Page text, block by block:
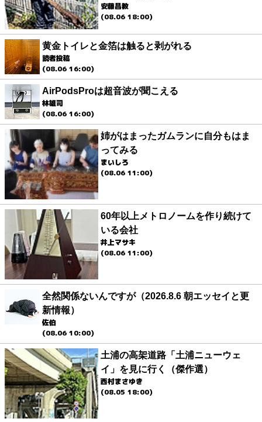
安藤昌教
(08.06 18:00)
黄金トイレと金箔は触ると剥がれる
読者投稿
(08.06 16:00)
AirPodsProは超音波が聞こえる
林雄司
(08.06 16:00)
姉がはまったガムランに自分もはま
ってみる
まいしろ
(08.06 11:00)
60年以上メトロノームを作り続けて
いる会社
井上マサキ
(08.06 11:00)
全然関係ないんですが（2026.8.6 朝エッセイと更
新情報）
佐伯
(08.06 10:00)
土浦の高架道路「土浦ニューウェ
イ」を見に行く（傑作選）
西村まさゆき
(08.05 18:00)